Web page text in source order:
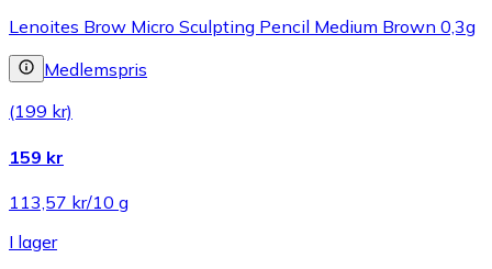
Lenoites Brow Micro Sculpting Pencil Medium Brown 0,3g
Medlemspris
(199 kr)
159 kr
113,57 kr/10 g
I lager